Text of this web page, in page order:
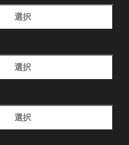
選択
選択
選択